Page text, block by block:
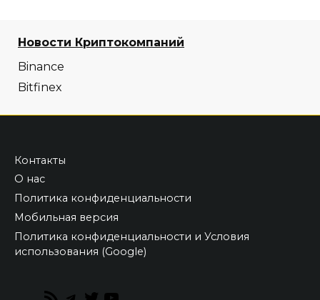
Новости Криптокомпаний
Binance
Bitfinex
Контакты
О нас
Политика конфиденциальности
Мобильная версия
Политика конфиденциальности и Условия
использования (Google)
RSS Telegram
Twitter